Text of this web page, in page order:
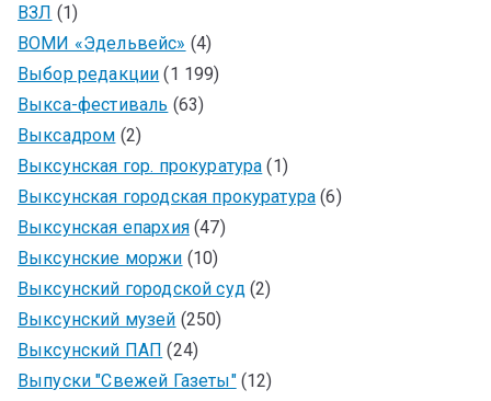
ВЗЛ (1)
ВОМИ «Эдельвейс» (4)
Выбор редакции (1 199)
Выкса-фестиваль (63)
Выксадром (2)
Выксунская гор. прокуратура (1)
Выксунская городская прокуратура (6)
Выксунская епархия(47)
Выксунские моржи (10)
Выксунский городской суд(2)
Выксунский музей (250)
Выксунский ПАП (24)
Выпуски "Свежей Газеты"(12)